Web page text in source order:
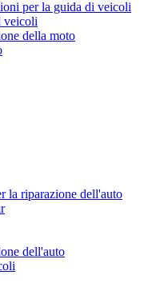
per la guida di veicoli
veicoli
della moto
la riparazione dell'auto
dell'auto